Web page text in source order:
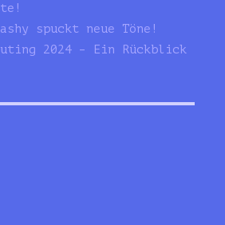
spuckt neue Töne!
2024 – Ein Rückblick